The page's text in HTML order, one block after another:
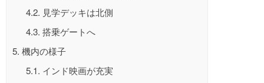
4.2. 見学デッキは北側
4.3. 搭乗ゲートへ
5. 機内の様子
5.1. インド映画が充実